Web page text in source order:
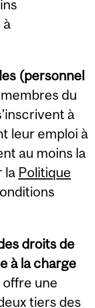
à
(personnel
du
à
leur emploi à
au moins la
la Politique
droits de
à la charge
offre une
tiers des